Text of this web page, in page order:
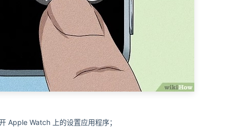
Apple Watch 上的设置应用程序；